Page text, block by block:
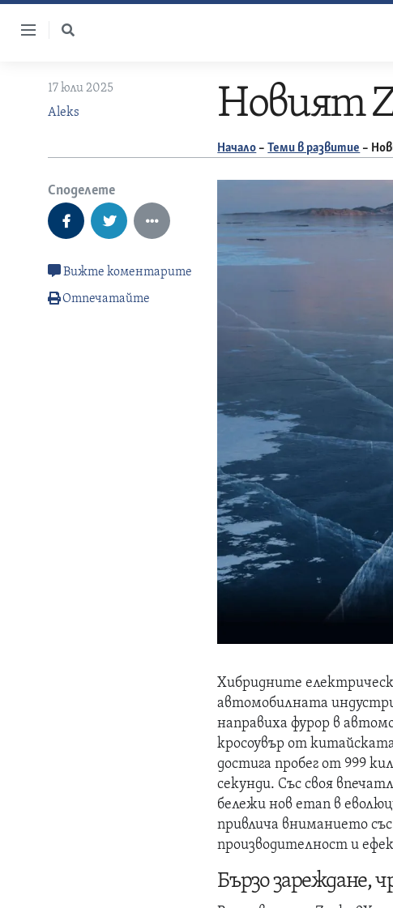
Skip
17 юли 2025
Aleks
Новият
Начало –Теми в развитие –
Споделете
Вижте коментарите
Отпечатайте
Хибридните
автомобилната
направиха фурор в
кросоувър от
достига пробег от 999
секунди. Със своя
бележи нов етап в
привлича вниманието
производителност и
Бързо зареждане,